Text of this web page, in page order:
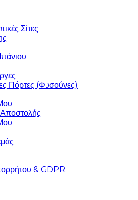
Σίτες
Πόρτες (Φυσούνες)
& GDPR